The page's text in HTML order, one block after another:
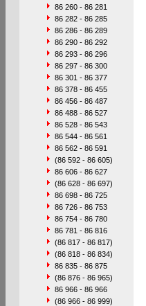
86 260 - 86 281
86 282 - 86 285
86 286 - 86 289
86 290 - 86 292
86 293 - 86 296
86 297 - 86 300
86 301 - 86 377
86 378 - 86 455
86 456 - 86 487
86 488 - 86 527
86 528 - 86 543
86 544 - 86 561
86 562 - 86 591
(86 592 - 86 605)
86 606 - 86 627
(86 628 - 86 697)
86 698 - 86 725
86 726 - 86 753
86 754 - 86 780
86 781 - 86 816
(86 817 - 86 817)
(86 818 - 86 834)
86 835 - 86 875
(86 876 - 86 965)
86 966 - 86 966
(86 966 - 86 999)